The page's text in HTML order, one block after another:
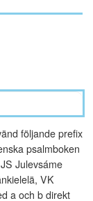
följande prefix
psalmboken
Julevsáme
VK
a och b direkt